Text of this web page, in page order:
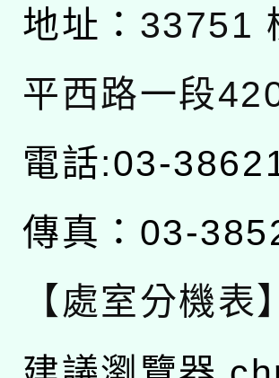
地址： 33751
平西路一段
電話:03-
傳真：03-
【處室分機表】